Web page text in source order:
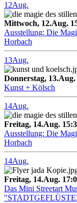
12Aug.
Mittwoch, 12.Aug.
Ausstellung: Die
Horbach
13Aug.
Donnerstag,
Kunst + Kölsch
14Aug.
Freitag, 14.Aug.
Ausstellung: Die
Horbach
14Aug.
Freitag, 14.Aug.
Das Mini Streetart